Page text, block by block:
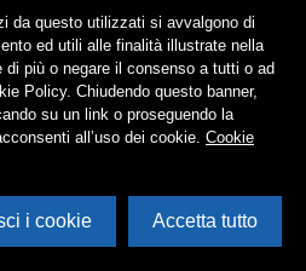
da questo utilizzati si avvalgono di
ed utili alle finalità illustrate nella
più o negare il consenso a tutti o ad
Policy. Chiudendo questo banner,
su un link o proseguendo la
all’uso dei cookie. Cookie
i cookie Accetta tutto